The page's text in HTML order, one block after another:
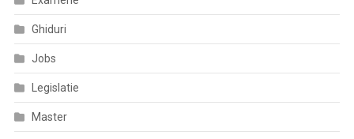
Ghiduri
Jobs
Legislatie
Master